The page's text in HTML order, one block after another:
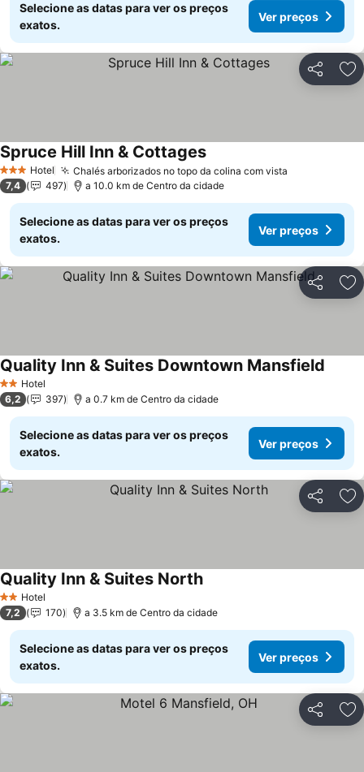
Selecione as datas para ver os preços
exatos.
Ver preços
Partilhar
3 EstrelasHotel Chalés arborizados no topo da colina com vista
Spruce Hill Inn & CottagesVer preços
7,4 497 a 10.0 km de Centro da cidade
Selecione as datas para ver os preços
exatos.
Ver preços
Partilhar
2 Estrelas
Hotel
Quality Inn & Suites Downtown Mansfield
6,2 397 a 0.7 km de Centro da cidade
Selecione as datas para ver os preços
exatos.
Ver preços
Partilhar
2 Estrelas
Hotel
Quality Inn & Suites NorthVer preços
7,2 170 a 3.5 km de Centro da cidade
Selecione as datas para ver os preços
exatos.
Ver preços
Partilhar